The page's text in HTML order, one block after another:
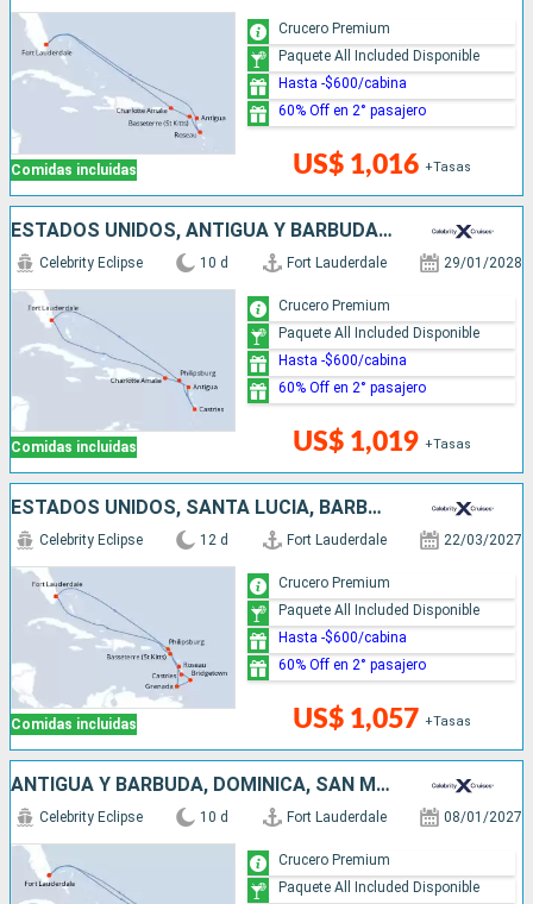
Comidas incluidas US$ 1,016 +Tasas
Crucero Premium
Paquete All Included Disponible
Hasta -$600/cabina
60% Off en 2° pasajero
ESTADOS UNIDOS, ANTIGUA Y BARBUDA, SANTA LUCIA, SAN MARTÍN
Comidas incluidas
Celebrity Eclipse 10 d Fort Lauderdale 29/01/2028
US$ 1,019 +Tasas
Crucero Premium
Paquete All Included Disponible
Hasta -$600/cabina
60% Off en 2° pasajero
ESTADOS UNIDOS, SANTA LUCIA, BARBADOS, GRENADA, DOMINICA, SAN MARTÍN
Comidas incluidas
Celebrity Eclipse 12 d Fort Lauderdale 22/03/2027
US$ 1,057 +Tasas
Crucero Premium
Paquete All Included Disponible
Hasta -$600/cabina
60% Off en 2° pasajero
ANTIGUA Y BARBUDA, DOMINICA, SAN MARTÍN, ESTADOS UNIDOS
Celebrity Eclipse 10 d Fort Lauderdale 08/01/2027
Crucero Premium
Paquete All Included Disponible